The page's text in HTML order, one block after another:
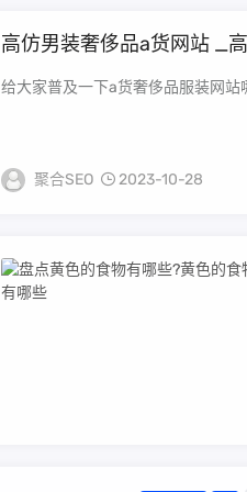
高仿男装奢侈品a货网站 _
给大家普及一下a货奢侈品服装网
聚合SEO 2023-10-28